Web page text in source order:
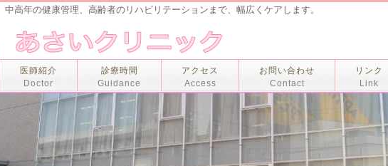
高年の健康管理、高齢者のリハビリテーションまで、幅広くケアします。
医師紹介
Doctor
診療時間
Guidance
アクセス
Access
お問い合わせ
Contact
リンク
Link